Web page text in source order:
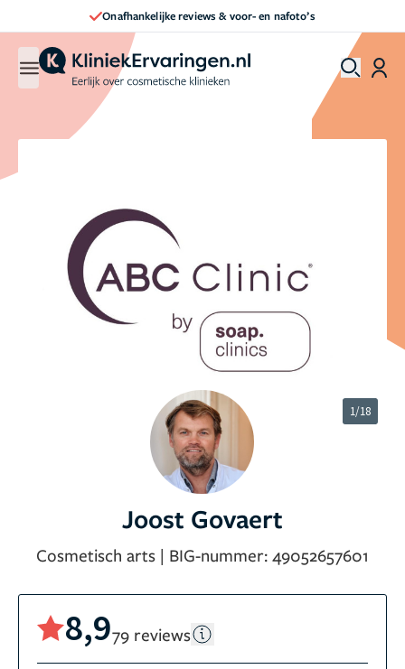
Onafhankelijke reviews & voor- en nafoto’s
1/18
Joost Govaert
Cosmetisch arts | BIG-nummer: 49052657601
8,979 reviews